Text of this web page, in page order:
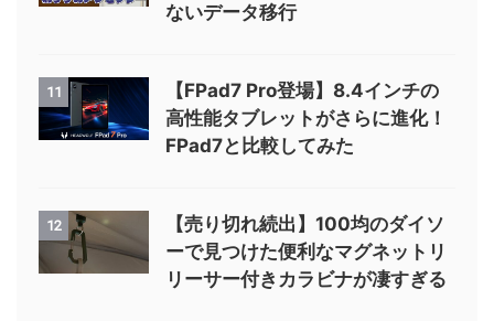
ないデータ移行
11
【FPad7 Pro登場】8.4インチの
高性能タブレットがさらに進化！
FPad7と比較してみた
12
【売り切れ続出】100均のダイソ
ーで見つけた便利なマグネットリ
リーサー付きカラビナが凄すぎる